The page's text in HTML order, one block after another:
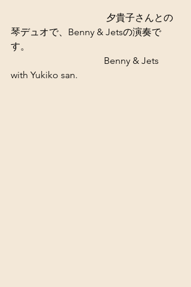
夕貴子さんとの
琴デュオで、Benny & Jetsの演奏で
す。
with Yukiko san.